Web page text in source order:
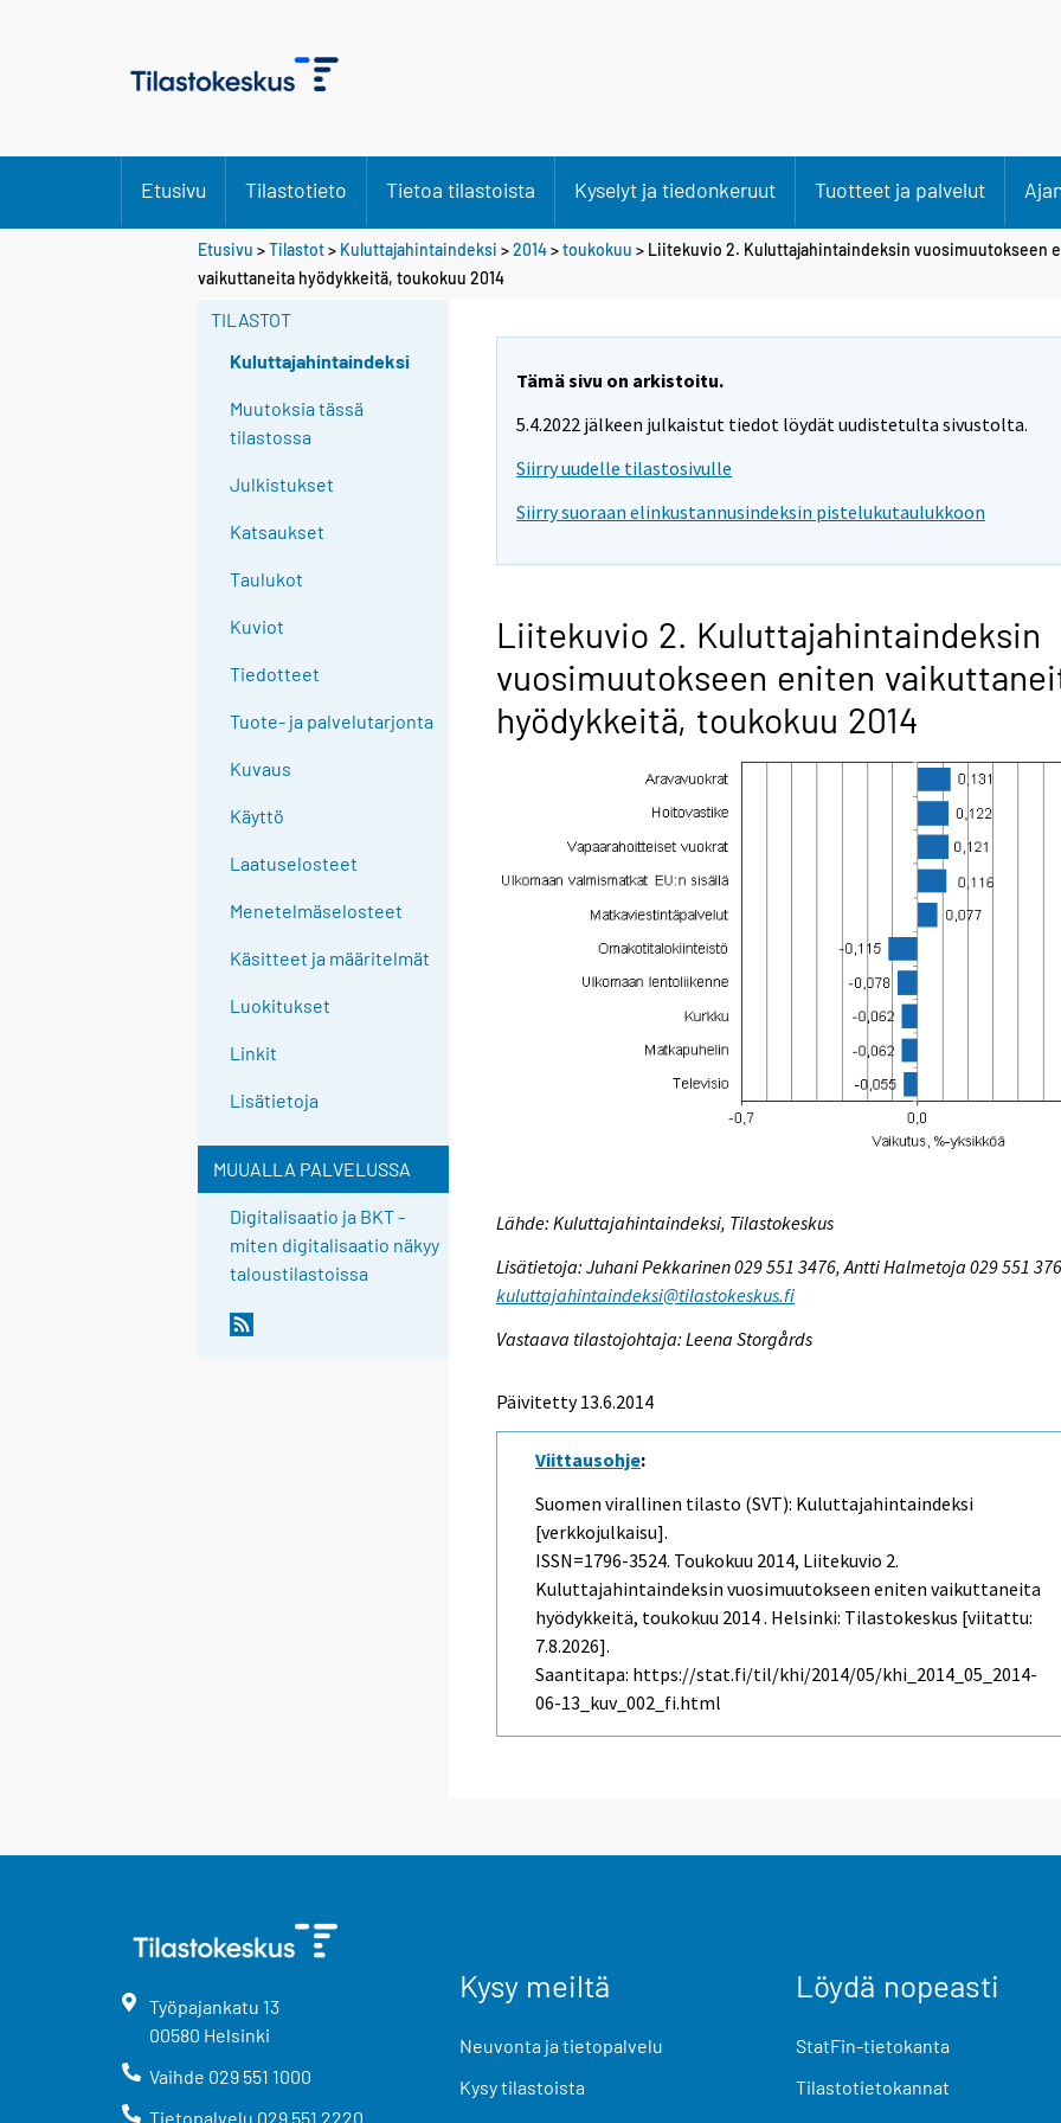
Etusivu Tilastotieto Tietoa tilastoista Kyselyt ja tiedonkeruut Tuotteet ja palvelut
Etusivu >Tilastot> Kuluttajahintaindeksi >2014>toukokuu > Liitekuvio 2. Kuluttajahintaindeksin vuosimuutokseen
vaikuttaneita hyödykkeitä, toukokuu 2014
TILASTOT
Kuluttajahintaindeksi
Muutoksia tässä
tilastossa
Julkistukset
Katsaukset
Taulukot
Kuviot
Tiedotteet
Tuote- ja palvelutarjonta
Kuvaus
Käyttö
Laatuselosteet
Menetelmäselosteet
Käsitteet ja määritelmät
Luokitukset
Linkit
Lisätietoja
MUUALLA PALVELUSSA
Digitalisaatio ja BKT -
miten digitalisaatio näkyy
taloustilastoissa
Tämä sivu on arkistoitu.
5.4.2022 jälkeen julkaistut tiedot löydät uudistetulta sivustolta.
Siirry uudelle tilastosivulle
Siirry suoraan elinkustannusindeksin pistelukutaulukkoon
Liitekuvio 2. Kuluttajahintaindeksin
vuosimuutokseen eniten
hyödykkeitä, toukokuu 2014
Lähde: Kuluttajahintaindeksi, Tilastokeskus
Lisätietoja: Juhani Pekkarinen 029 551 3476, Antti Halmetoja 029 551
kuluttajahintaindeksi@tilastokeskus.fi
Vastaava tilastojohtaja: Leena Storgårds
Päivitetty 13.6.2014
Viittausohje:
Suomen virallinen tilasto (SVT): Kuluttajahintaindeksi
[verkkojulkaisu].
ISSN=1796-3524. Toukokuu 2014, Liitekuvio 2.
Kuluttajahintaindeksin vuosimuutokseen eniten vaikuttaneita
hyödykkeitä, toukokuu 2014 . Helsinki: Tilastokeskus [viitattu:
7.8.2026].
Saantitapa: https://stat.fi/til/khi/2014/05/khi_2014_05_2014-
06-13_kuv_002_fi.html
Työpajankatu 13
00580 Helsinki
Vaihde 029 551 1000
Tietopalvelu 029 551 2220
Kysy meiltä
Neuvonta ja tietopalvelu
Kysy tilastoista
Löydä nopeasti
StatFin-tietokanta
Tilastotietokannat